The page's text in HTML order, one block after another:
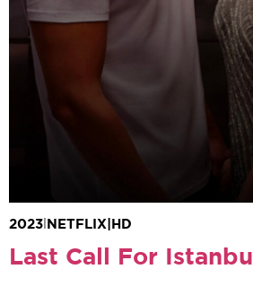
2023 NETFLIX HD
Last Call For Istanbul